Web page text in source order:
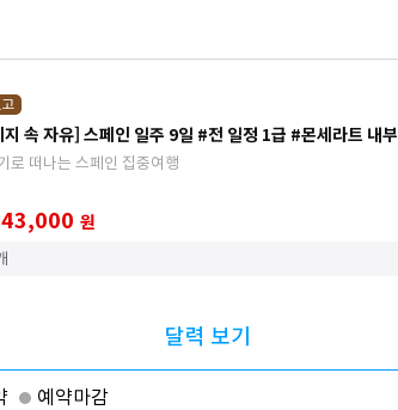
[패키지 속 자유] 스페인 일주 9일 #전 일정 1급 #몬세라트 내부
로 떠나는 스페인 집중여행
원
달력 보기
예약마감